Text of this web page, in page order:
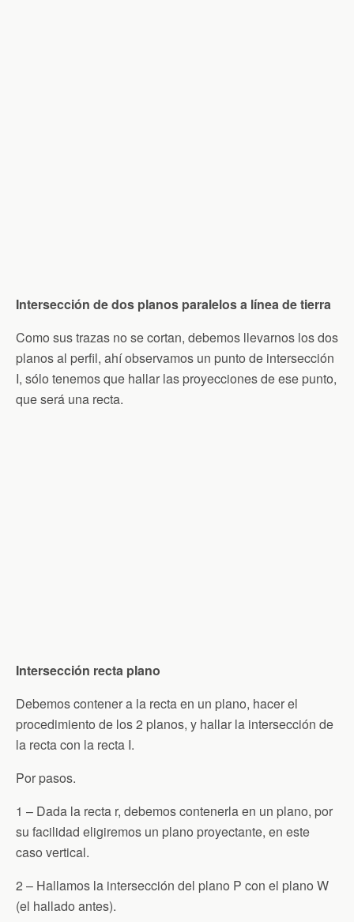
Intersección de dos planos paralelos a línea de tierra
Como sus trazas no se cortan, debemos llevarnos los dos
planos al perfil, ahí observamos un punto de intersección
I, sólo tenemos que hallar las proyecciones de ese punto,
que será una recta.
Intersección recta plano
Debemos contener a la recta en un plano, hacer el
procedimiento de los 2 planos, y hallar la intersección de
la recta con la recta I.
Por pasos.
1 – Dada la recta r, debemos contenerla en un plano, por
su facilidad eligiremos un plano proyectante, en este
caso vertical.
2 – Hallamos la intersección del plano P con el plano W
(el hallado antes).